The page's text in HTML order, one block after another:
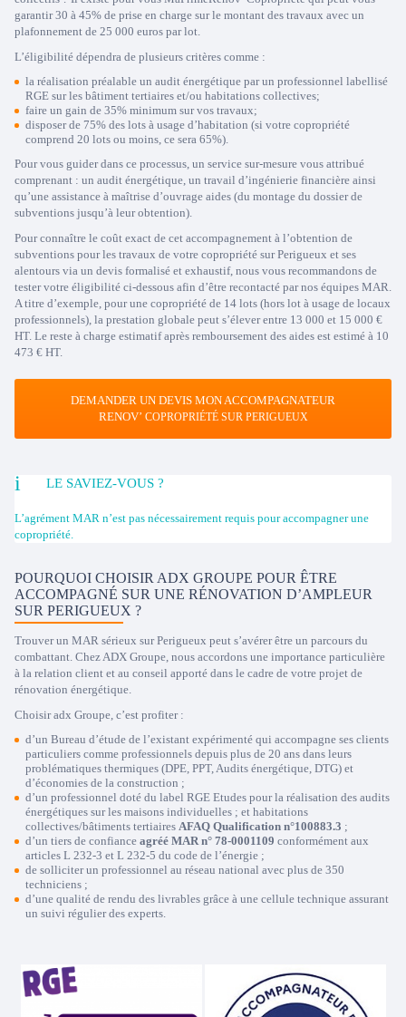
garantir 30 à 45% de prise en charge sur le montant des travaux avec un
plafonnement de 25 000 euros par lot.
L’éligibilité dépendra de plusieurs critères comme :
la réalisation préalable un audit énergétique par un professionnel labellisé
RGE sur les bâtiment tertiaires et/ou habitations collectives;
faire un gain de 35% minimum sur vos travaux;
disposer de 75% des lots à usage d’habitation (si votre copropriété
comprend 20 lots ou moins, ce sera 65%).
Pour vous guider dans ce processus, un service sur-mesure vous attribué
comprenant : un audit énergétique, un travail d’ingénierie financière ainsi
qu’une assistance à maîtrise d’ouvrage aides (du montage du dossier de
subventions jusqu’à leur obtention).
Pour connaître le coût exact de cet accompagnement à l’obtention de
subventions pour les travaux de votre copropriété sur Perigueux et ses
alentours via un devis formalisé et exhaustif, nous vous recommandons de
tester votre éligibilité ci-dessous afin d’être recontacté par nos équipes MAR.
A titre d’exemple, pour une copropriété de 14 lots (hors lot à usage de locaux
professionnels), la prestation globale peut s’élever entre 13 000 et 15 000 €
HT. Le reste à charge estimatif après remboursement des aides est estimé à 10
473 € HT.
DEMANDER UN DEVIS MON ACCOMPAGNATEUR
RENOV’ COPROPRIÉTÉ SUR PERIGUEUX
LE SAVIEZ-VOUS ?
L’agrément MAR n’est pas nécessairement requis pour accompagner une
copropriété.
POURQUOI CHOISIR ADX GROUPE POUR ÊTRE
ACCOMPAGNÉ SUR UNE RÉNOVATION D’AMPLEUR
SUR PERIGUEUX ?
Trouver un MAR sérieux sur Perigueux peut s’avérer être un parcours du
combattant. Chez ADX Groupe, nous accordons une importance particulière
à la relation client et au conseil apporté dans le cadre de votre projet de
rénovation énergétique.
Choisir adx Groupe, c’est profiter :
d’un Bureau d’étude de l’existant expérimenté qui accompagne ses clients
particuliers comme professionnels depuis plus de 20 ans dans leurs
problématiques thermiques (DPE, PPT, Audits énergétique, DTG) et
d’économies de la construction ;
d’un professionnel doté du label RGE Etudes pour la réalisation des audits
énergétiques sur les maisons individuelles ; et habitations
collectives/bâtiments tertiaires AFAQ Qualification n°100883.3 ;
d’un tiers de confiance agréé MAR n° 78-0001109 conformément aux
articles L 232-3 et L 232-5 du code de l’énergie ;
de solliciter un professionnel au réseau national avec plus de 350
techniciens ;
d’une qualité de rendu des livrables grâce à une cellule technique assurant
un suivi régulier des experts.